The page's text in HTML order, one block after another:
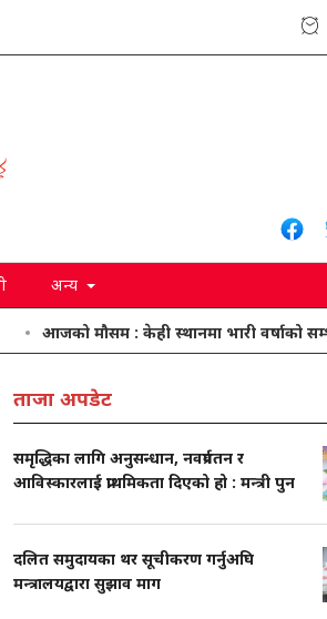
अन्य
मौसम : केही स्थानमा भारी वर्षाको सम्भावना
ताजा अपडेट
समृद्धिका लागि अनुसन्धान, नवप्रर्वतन र
आविस्कारलाई प्राथमिकता दिएको हो : मन्त्री पुन
दलित समुदायका थर सूचीकरण गर्नुअघि
मन्त्रालयद्वारा सुझाव माग